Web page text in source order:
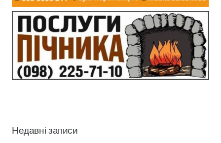
Недавні записи